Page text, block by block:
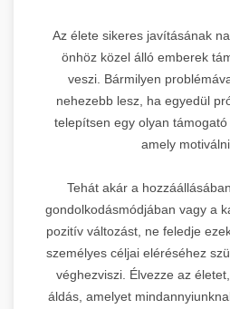
Az élete sikeres javításának
önhöz közel álló emberek
veszi. Bármilyen
nehezebb lesz, ha egyedül
telepítsen egy olyan támogató
amely motiválni
Tehát akár a
gondolkodásmódjában vagy a
pozitív változást, ne feledje
személyes céljai eléréséhez
véghezviszi. Élvezze az
áldás, amelyet